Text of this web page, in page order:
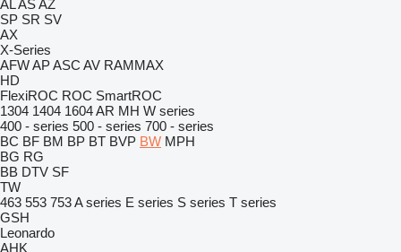
ALASAZ
SP SR SV
AX
X-Series
AFWAPASC AV RAMMAX
HD
FlexiROC ROC SmartROC
1304 1404 1604AR MH W series
400 - series 500 - series 700 - series
BC BF BM BP BT BVP BW MPH
BG RG
BB DTV SF
TW
463 553 753A series E series S series T series
GSH
Leonardo
AHK